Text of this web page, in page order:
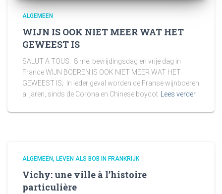
ALGEMEEN
WIJN IS OOK NIET MEER WAT HET
GEWEEST IS
SALUT A TOUS: 8 mei bevrijdingsdag en vrije dag in
France WIJN BOEREN IS OOK NIET MEER WAT HET
GEWEEST IS; In ieder geval worden de Franse wijnboeren
al jaren, sinds de Corona en Chinese boycot Lees verder
ALGEMEEN LEVEN ALS BOB IN FRANKRIJK
Vichy: une ville à l’histoire
particulière